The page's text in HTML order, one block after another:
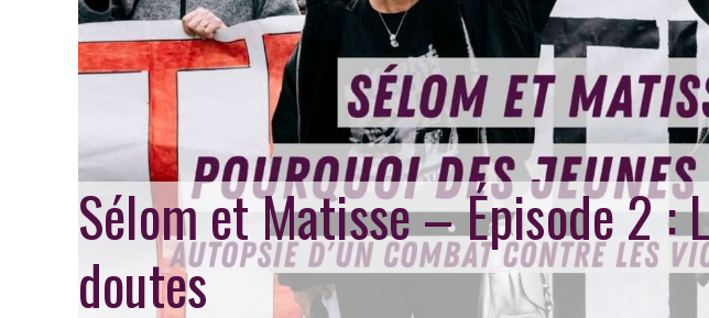
Sélom et Matisse – Épisode 2 :
doutes